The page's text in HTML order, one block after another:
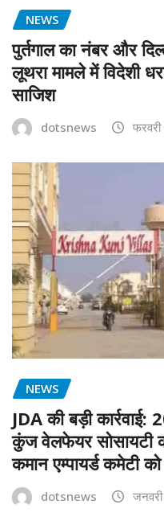
NEWS
पुर्तगाल का नंबर और
लूथरा मामले में विदेशी
साजिश
dotsnews
NEWS
JDA की बड़ी
कुंज वेलफेयर सोसायटी
कमान एम्पायर्ड कमेटी को
dotsnews